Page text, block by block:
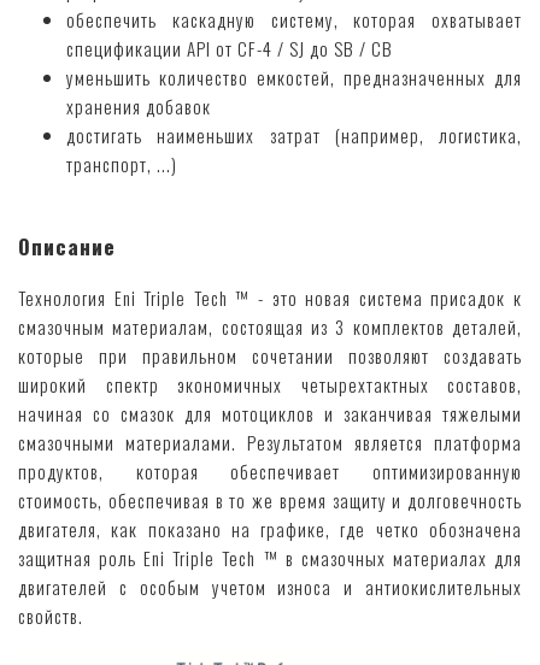
обеспечить каскадную систему, которая охватывает
спецификации API от CF-4 / SJ до SB / CB
уменьшить количество емкостей, предназначенных для
хранения добавок
достигать наименьших затрат (например, логистика,
транспорт, ...)
Описание
Технология Eni Triple Tech ™ - это новая система присадок к
смазочным материалам, состоящая из 3 комплектов деталей,
которые при правильном сочетании позволяют создавать
широкий спектр экономичных четырехтактных составов,
начиная со смазок для мотоциклов и заканчивая тяжелыми
смазочными материалами. Результатом является платформа
продуктов, которая обеспечивает оптимизированную
стоимость, обеспечивая в то же время защиту и долговечность
двигателя, как показано на графике, где четко обозначена
защитная роль Eni Triple Tech ™ в смазочных материалах для
двигателей с особым учетом износа и антиокислительных
свойств.